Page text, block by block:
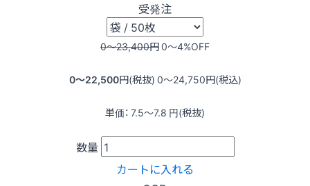
受発注
0〜23,400円0〜4%OFF
0〜22,500円(税抜) 0〜24,750円(税込)
単価： 7.5〜7.8 円(税抜)
数量
カートに入れる